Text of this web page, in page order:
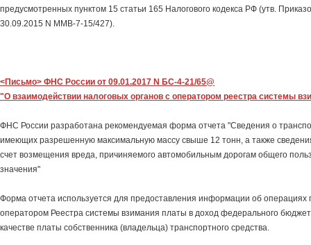
предусмотренных пунктом 15 статьи 165 Налогового кодекса РФ (утв.
30.09.2015 N ММВ-7-15/427).
<Письмо> ФНС России от 09.01.2017 N БС-4-21/65@
"О взаимодействии налоговых органов с оператором реестра системы
ФНС России разработана рекомендуемая форма отчета "Сведения о
имеющих разрешенную максимальную массу свыше 12 тонн, а также
счет возмещения вреда, причиняемого автомобильным дорогам общего
значения"
Форма отчета используется для предоставления информации об операциях
оператором Реестра системы взимания платы в доход федерального
качестве платы собственника (владельца) транспортного средства.